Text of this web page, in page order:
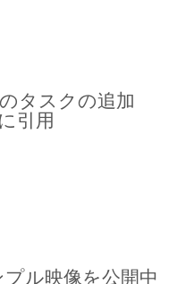
タスクの追加
引用
プル映像を公開中